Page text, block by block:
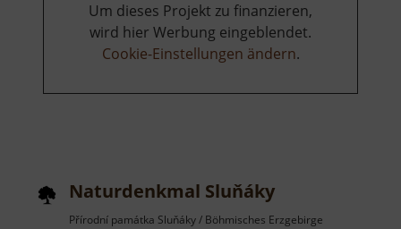
Um dieses Projekt zu finanzieren,
wird hier Werbung eingeblendet.
Cookie-Einstellungen ändern.
Naturdenkmal Sluňáky
Přírodní památka Sluňáky / Böhmisches Erzgebirge